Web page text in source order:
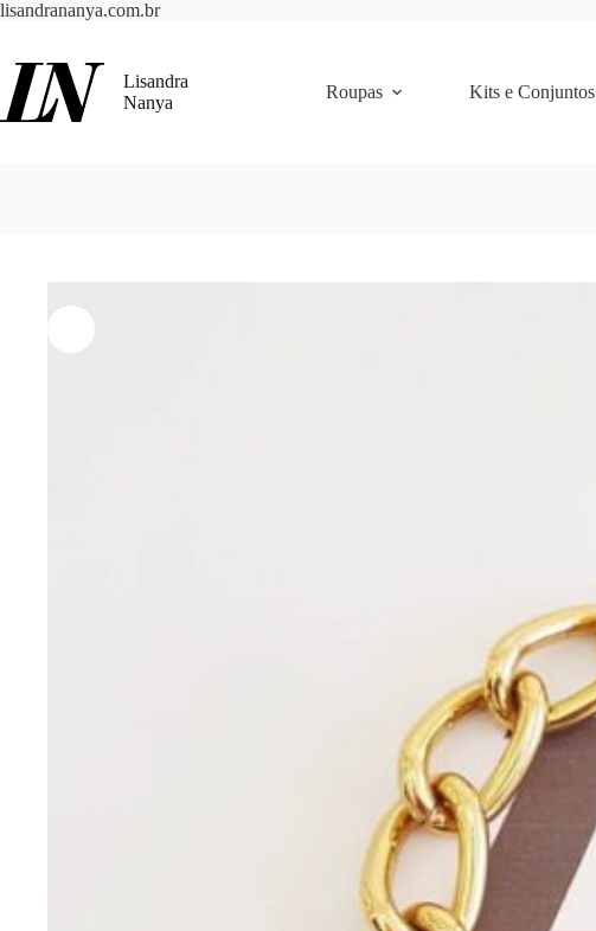
lisandrananya.com.brPular
conteúdo
Lisandra
Nanya
Roupas Kits e Conjuntos